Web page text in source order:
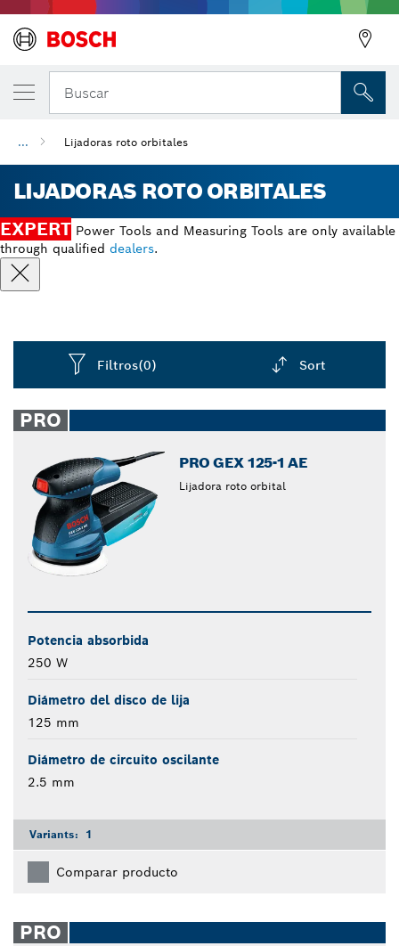
Buscar
... Lijadoras roto orbitales
LIJADORAS ROTO ORBITALES
EXPERT Power Tools and Measuring Tools are only available
through qualified dealers.
Filtros(0) Sort
closed
PRO
PRO GEX 125-1 AE
Lijadora roto orbital
Potencia absorbida
250 W
Diámetro del disco de lija
125 mm
Diámetro de circuito oscilante
2.5 mm
Variants: 1
Comparar producto
PRO